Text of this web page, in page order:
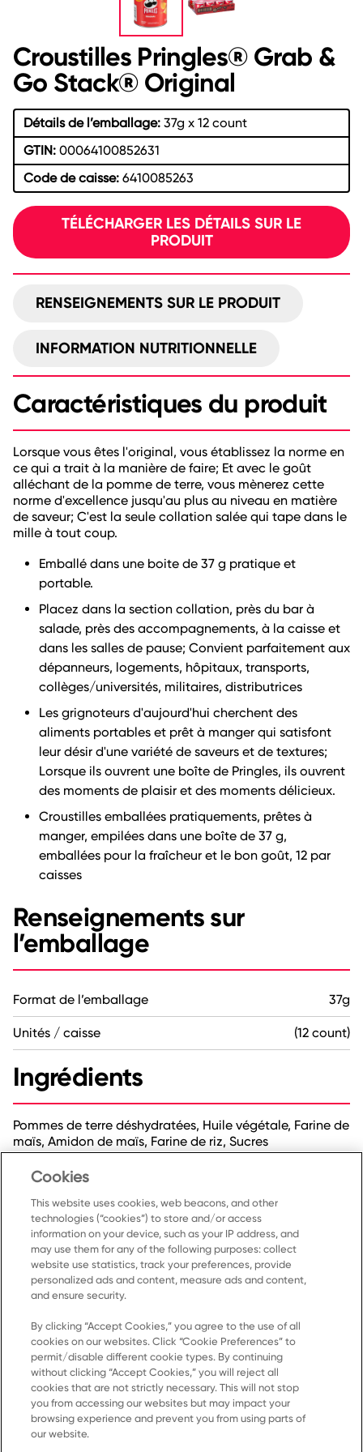
Croustilles Pringles® Grab &
Go Stack® Original
Détails de l’emballage:37g x 12 count
GTIN:00064100852631
Code de caisse:6410085263
TÉLÉCHARGER LES DÉTAILS SUR LE
PRODUIT
RENSEIGNEMENTS SUR LE PRODUIT
INFORMATION NUTRITIONNELLE
Caractéristiques du produit
Lorsque vous êtes l'original, vous établissez la norme en
ce qui a trait à la manière de faire; Et avec le goût
alléchant de la pomme de terre, vous mènerez cette
norme d'excellence jusqu'au plus au niveau en matière
de saveur; C'est la seule collation salée qui tape dans le
mille à tout coup.
Emballé dans une boite de 37 g pratique et
portable.
Placez dans la section collation, près du bar à
salade, près des accompagnements, à la caisse et
dans les salles de pause; Convient parfaitement aux
dépanneurs, logements, hôpitaux, transports,
collèges/universités, militaires, distributrices
Les grignoteurs d'aujourd'hui cherchent des
aliments portables et prêt à manger qui satisfont
leur désir d'une variété de saveurs et de textures;
Lorsque ils ouvrent une boîte de Pringles, ils ouvrent
des moments de plaisir et des moments délicieux.
Croustilles emballées pratiquements, prêtes à
manger, empilées dans une boîte de 37 g,
emballées pour la fraîcheur et le bon goût, 12 par
caisses
Renseignements sur
l’emballage
Format de l’emballage 37g
Unités / caisse (12 count)
Ingrédients
Pommes de terre déshydratées, Huile végétale, Farine de
maïs, Amidon de maïs, Farine de riz, Sucres
(maltodextrine), Mono- et diglycérides, Sel, Acide
citrique, Amidon de blé.
Accueil
Produits
Recettes
Ressources
Cookies
This website uses cookies, web beacons, and other
technologies (“cookies”) to store and/or access
information on your device, such as your IP address, and
may use them for any of the following purposes: collect
website use statistics, track your preferences, provide
personalized ads and content, measure ads and content,
and ensure security.
By clicking “Accept Cookies,” you agree to the use of all
cookies on our websites. Click “Cookie Preferences” to
permit/disable different cookie types. By continuing
without clicking “Accept Cookies,” you will reject all
cookies that are not strictly necessary. This will not stop
you from accessing our websites but may impact your
browsing experience and prevent you from using parts of
our website.